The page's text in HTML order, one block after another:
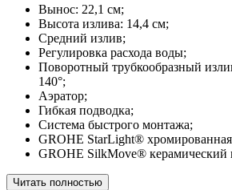
Вынос: 22,1 см;
Высота излива: 14,4 см;
Средний излив;
Регулировка расхода воды;
Поворотный трубкообразный
140°;
Аэратор;
Гибкая подводка;
Система быстрого монтажа;
GROHE StarLight® хромированная
GROHE SilkMove® керамический
Читать полностью